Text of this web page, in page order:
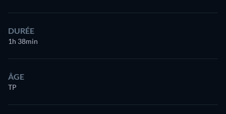
DURÉE
1h 38min
ÂGE
TP